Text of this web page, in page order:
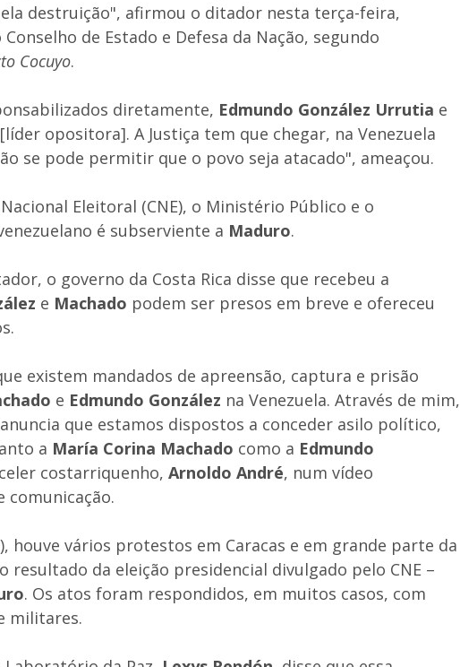
destruição", afirmou o ditador nesta terça-feira,
de Estado e Defesa da Nação, segundo
Cocuyo.
​​diretamente, Edmundo González Urrutia e
[líder opositora]. A Justiça tem que chegar, na Venezuela
se pode permitir que o povo seja atacado", ameaçou.
Eleitoral (CNE), o Ministério Público e o
é subserviente a Maduro.
o governo da Costa Rica disse que recebeu a
e Machado podem ser presos em breve e ofereceu
existem mandados de apreensão, captura e prisão
e Edmundo González na Venezuela. Através de mim,
que estamos dispostos a conceder asilo político,
a María Corina Machado como a Edmundo
costarriquenho, Arnoldo André, num vídeo
comunicação.
houve vários protestos em Caracas e em grande parte da
resultado da eleição presidencial divulgado pelo CNE –
. Os atos foram respondidos, em muitos casos, com
militares.